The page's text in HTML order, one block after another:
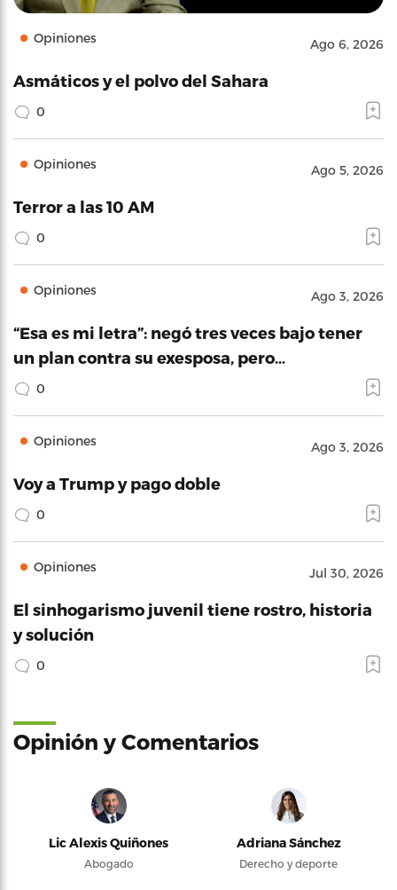
Opiniones Ago 6, 2026
Asmáticos y el polvo del Sahara
0
Opiniones Ago 5, 2026
Terror a las 10 AM
0
Opiniones Ago 3, 2026
“Esa es mi letra”: negó tres veces bajo tener
un plan contra su exesposa, pero…
0
Opiniones Ago 3, 2026
Voy a Trump y pago doble
0
Opiniones Jul 30, 2026
El sinhogarismo juvenil tiene rostro, historia
y solución
0
Opinión y Comentarios
Lic Alexis Quiñones
Abogado
Adriana Sánchez
Derecho y deporte